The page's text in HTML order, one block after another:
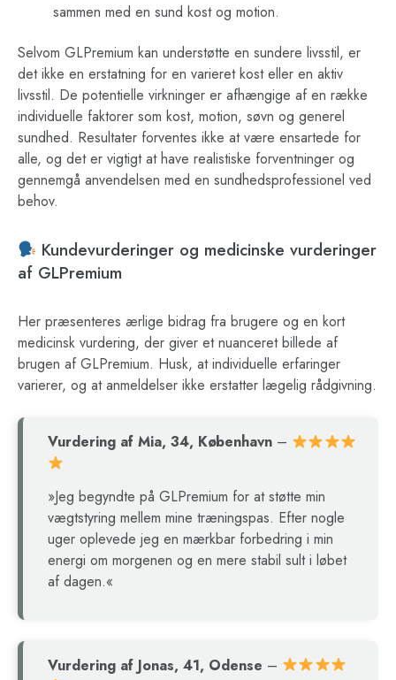
sammen med en sund kost og motion.
Selvom GLPremium kan understøtte en sundere livsstil, er
det ikke en erstatning for en varieret kost eller en aktiv
livsstil. De potentielle virkninger er afhængige af en række
individuelle faktorer som kost, motion, søvn og generel
sundhed. Resultater forventes ikke at være ensartede for
alle, og det er vigtigt at have realistiske forventninger og
gennemgå anvendelsen med en sundhedsprofessionel ved
behov.
Kundevurderinger og medicinske vurderinger
af GLPremium
Her præsenteres ærlige bidrag fra brugere og en kort
medicinsk vurdering, der giver et nuanceret billede af
brugen af GLPremium. Husk, at individuelle erfaringer
varierer, og at anmeldelser ikke erstatter lægelig rådgivning.
Vurdering af Mia, 34, København –
»Jeg begyndte på GLPremium for at støtte min
vægtstyring mellem mine træningspas. Efter nogle
uger oplevede jeg en mærkbar forbedring i min
energi om morgenen og en mere stabil sult i løbet
af dagen.«
Vurdering af Jonas, 41, Odense –